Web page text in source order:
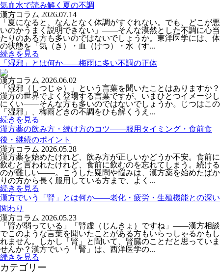
気血水で読み解く夏の不調
漢方コラム 2026.07.14
「夏になると、なんとなく体調がすぐれない。でも、どこが悪
いのかうまく説明できない」――そんな漠然とした不調に心当
たりのある方も多いのではないでしょうか。東洋医学には、体
の状態を「気（き）・血（けつ）・水（す...
続きを見る
「湿邪」とは何か――梅雨に多い不調の正体
漢方コラム 2026.06.02
「湿邪（しつじゃ）」という言葉を聞いたことはありますか？
漢方の世界でよく登場する言葉ですが、いまひとつイメージし
にくい――そんな方も多いのではないでしょうか。じつはこの
「湿邪」、梅雨どきの不調をひも解くうえ...
続きを見る
漢方薬の飲み方・続け方のコツ――服用タイミング・食前食
後・継続のポイント
漢方コラム 2026.05.28
漢方薬を始めたけれど、飲み方が正しいかどうか不安。食前に
飲むと言われたけれど、食前に飲むのを忘れてしまう。続ける
のが難しい——。こうした疑問や悩みは、漢方薬を始めたばか
りの方から長く服用している方まで、よく...
続きを見る
漢方でいう「腎」とは何か――老化・疲労・生殖機能との深い
関わり
漢方コラム 2026.05.23
「腎が弱っている」「腎虚（じんきょ）ですね」——漢方相談
でこのような言葉を聞いたことがある方もいらっしゃるかもし
れません。しかし「腎」と聞いて、腎臓のことだと思っていま
せんか？漢方でいう「腎」は、西洋医学の...
続きを見る
カテゴリー